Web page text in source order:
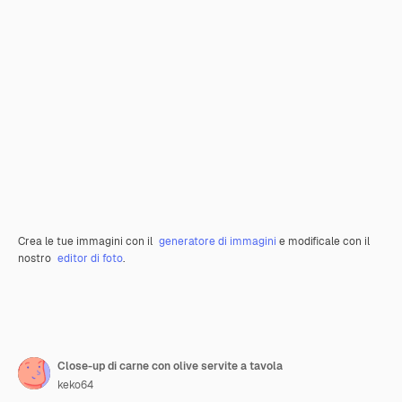
Crea le tue immagini con il generatore di immagini e modificale con il
nostro editor di foto.
Close-up di carne con olive servite a tavola
keko64